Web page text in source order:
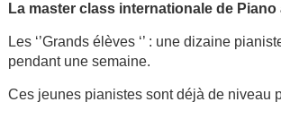
La master class internationale de
Les ‘’Grands élèves ‘’ : une dizaine
pendant une semaine.
Ces jeunes pianistes sont déjà de niveau